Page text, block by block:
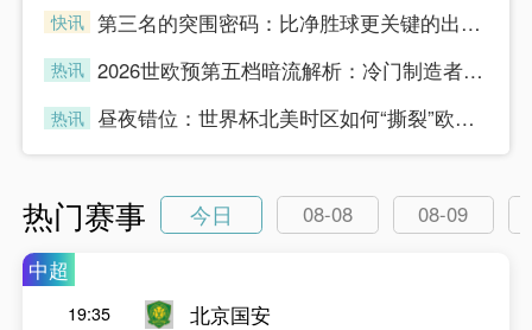
快讯
第三名的突围密码：比净胜球更关键的出线法则
热讯
2026世欧预第五档暗流解析：冷门制造者的DNA与附加赛突围密码
热讯
昼夜错位：世界杯北美时区如何“撕裂”欧洲球迷的生理时钟
热门赛事 今日 08-08
08-09
中超
19:35
北京国安